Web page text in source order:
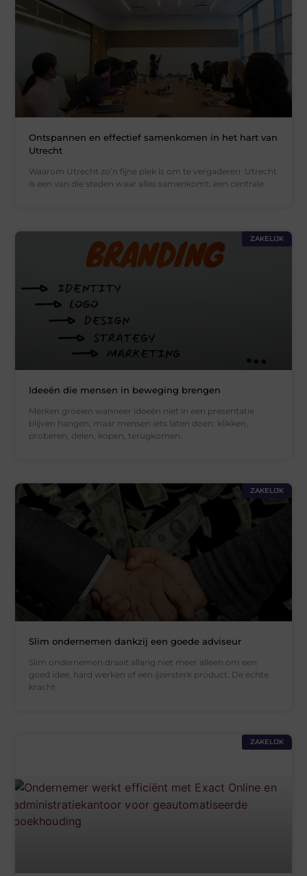
Ontspannen en effectief samenkomen in het hart van
Utrecht
Waarom Utrecht zo’n fijne plek is om te vergaderen Utrecht
is een van die steden waar alles samenkomt: een centrale
ZAKELIJK
Ideeën die mensen in beweging brengen
Merken groeien wanneer ideeën niet in een presentatie
blijven hangen, maar mensen iets laten doen: klikken,
proberen, delen, kopen, terugkomen.
ZAKELIJK
Slim ondernemen dankzij een goede adviseur
Slim ondernemen draait allang niet meer alleen om een
goed idee, hard werken of een ijzersterk product. De echte
kracht
ZAKELIJK